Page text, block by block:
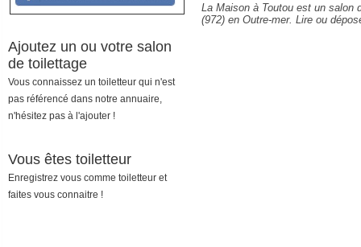
La Maison à Toutou est un salon
(972) en Outre-mer. Lire ou
Ajoutez un ou votre salon
de toilettage
Vous connaissez un toiletteur qui n'est
pas référencé dans notre annuaire,
n'hésitez pas à l'ajouter !
Vous êtes toiletteur
Enregistrez vous comme toiletteur et
faites vous connaitre !